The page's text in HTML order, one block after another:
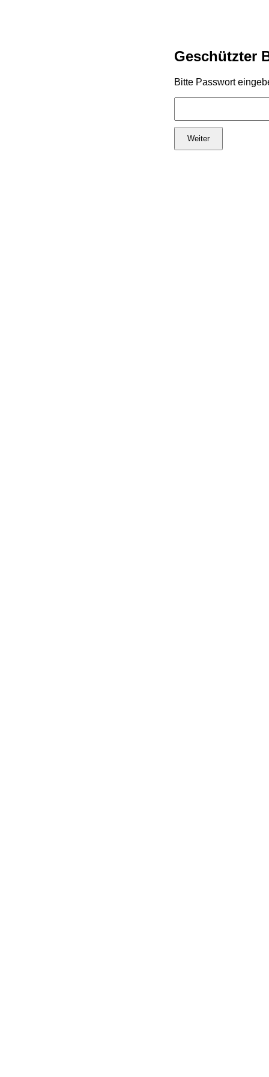
Geschützter
Bitte Passwort
Weiter